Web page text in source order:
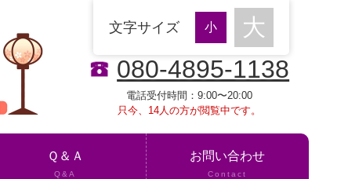
080-4895-1138
電話受付時間：9:00〜20:00
只今、14人の方が閲覧中です。
文字サイズ
Ｑ＆Ａ
Q&A
お問い合わせ
Contact